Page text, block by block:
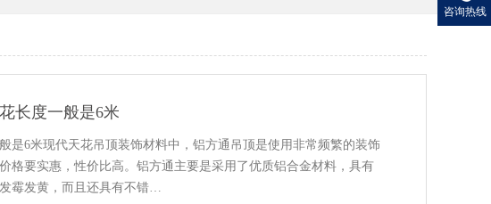
长度一般是6米
是6米现代天花吊顶装饰材料中，铝方通吊顶是使用非常频繁的装饰
格要实惠，性价比高。铝方通主要是采用了优质铝合金材料，具有
霉发黄，而且还具有不错…
咨询热线